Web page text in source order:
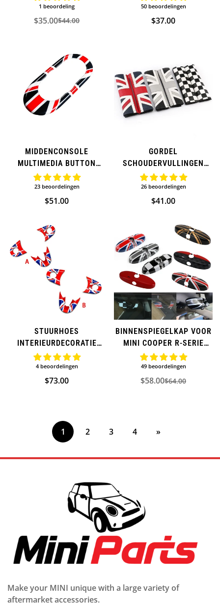
VOOR MINI COOPER
1 beoordeling
Verkoopprijs
$35.00Normale
$44.00
MINI COOPER
50 beoordelingen
Normale
$37.00
MIDDENCONSOLE
MULTIMEDIA BUTTON
GEAR VOOR MINI COOPER
(EXTRA)
23 beoordelingen
Normale
$51.00
GORDEL
SCHOUDERVULLINGEN
VOOR MINI COOPER
26 beoordelingen
Normale
$41.00
STUURHOES
INTERIEURDECORATIE
VOOR MINI COOPER
(EXTRA)
4 beoordelingen
Normale
$73.00
BINNENSPIEGELKAP VOOR
MINI COOPER R-SERIE
(EXTRA)
49 beoordelingen
Verkoopprijs
$58.00Normale
$64.00
1 2 3 4 »
Make your MINI unique with a large variety of
aftermarket accessories.